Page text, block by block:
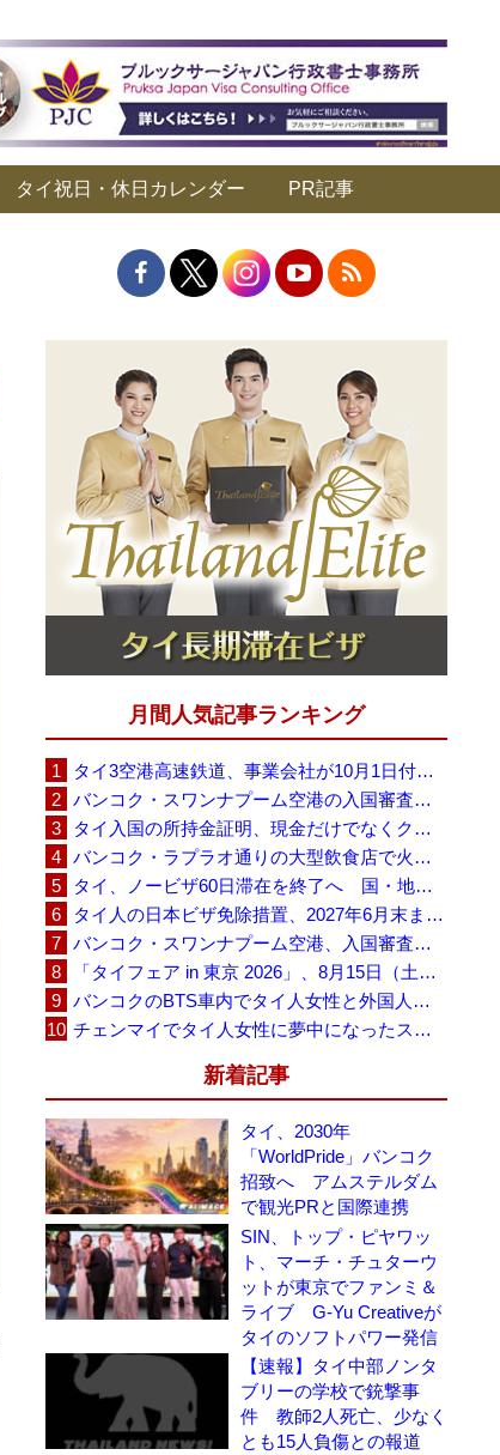
タイ祝日・休日カレンダー PR記事
月間人気記事ランキング
タイ3空港高速鉄道、事業会社が10月1日付の契約終了を通知 「現時点での撤退決定ではない」
バンコク・スワンナプーム空港の入国審査に長蛇の列、SNSで「3～4時間待ち」との投稿が拡散
タイ入国の所持金証明、現金だけでなくクレジットカードや銀行明細も提示可能
バンコク・ラプラオ通りの大型飲食店で火災、27人死亡・多数負傷
タイ、ノービザ60日滞在を終了へ 国・地域別に30日・15日へ再編
タイ人の日本ビザ免除措置、2027年6月末まで延長 不安広がる中でひとまず安堵
バンコク・スワンナプーム空港、入国審査で2～3時間待ちの時間帯も 審査厳格化と人員不足が影響か
「タイフェア in 東京 2026」、8月15日（土）・16日（日）に代々木公園で開催
バンコクのBTS車内でタイ人女性と外国人学生グループが口論、騒音めぐる動画が拡散
チェンマイでタイ人女性に夢中になったスウェーデン人男性、全財産を失い捨てられる
新着記事
タイ、2030年
「WorldPride」バンコク
招致へ アムステルダム
で観光PRと国際連携
SIN、トップ・ピヤワッ
ト、マーチ・チュターウ
ットが東京でファンミ＆
ライブ G-Yu Creativeが
タイのソフトパワー発信
【速報】タイ中部ノンタ
ブリーの学校で銃撃事
件 教師2人死亡、少なく
とも15人負傷との報道